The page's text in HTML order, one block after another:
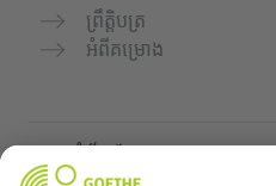
ព្រឹត្តិបត្រ
អំពីគម្រោង